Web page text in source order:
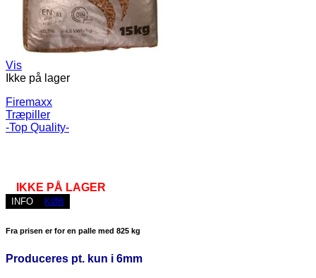
Vis
Ikke på lager
Firemaxx
Træpiller
-Top Quality-
IKKE PÅ LAGER
INFO KØB
Fra prisen er for en palle med 825 kg
Produceres pt. kun i 6mm